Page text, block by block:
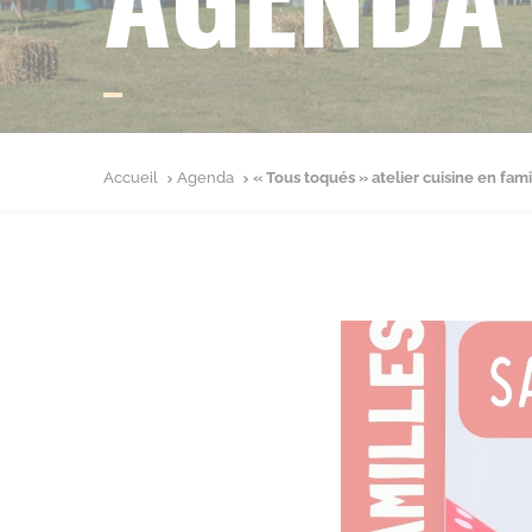
Accueil Agenda « Tous toqués » atelier cuisine en